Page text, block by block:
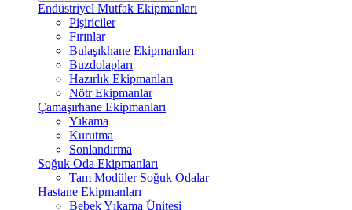
Endüstriyel Mutfak Ekipmanları
Pişiriciler
Fırınlar
Bulaşıkhane Ekipmanları
Buzdolapları
Hazırlık Ekipmanları
Nötr Ekipmanlar
Çamaşırhane Ekipmanları
Yıkama
Kurutma
Sonlandırma
Soğuk Oda Ekipmanları
Tam Modüler Soğuk Odalar
Hastane Ekipmanları
Bebek Yıkama Ünitesi